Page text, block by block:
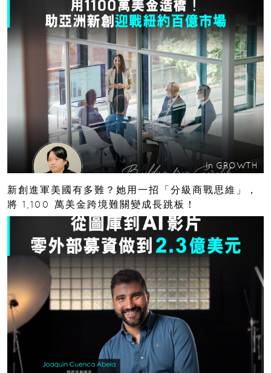
In GROWTH
新創進軍美國有多難？她用一招「分級商戰思維」，
將 1,100 萬美金跨境難關變成長跳板！